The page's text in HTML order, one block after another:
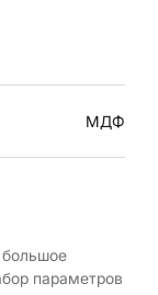
МДФ
большое
параметров